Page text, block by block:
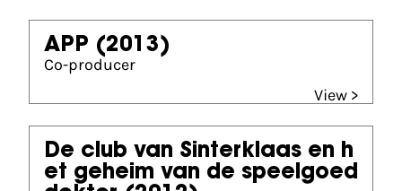
APP (2013)
Co-producer
View >
De club van Sinterklaas en h
et geheim van de speelgoed